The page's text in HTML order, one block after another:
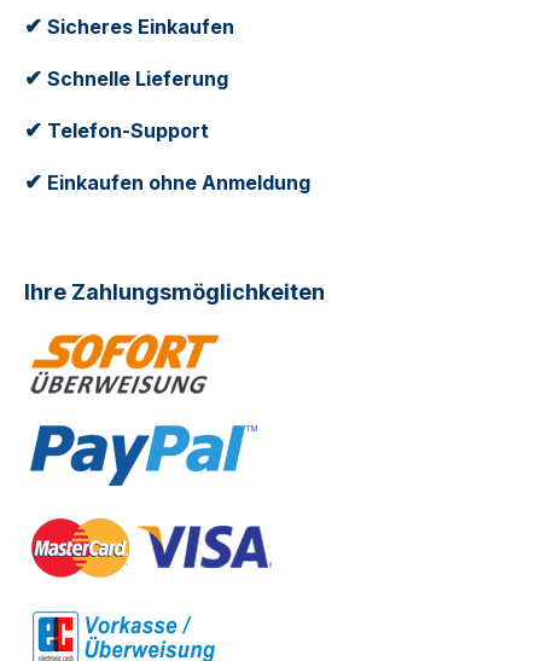
✔ Sicheres Einkaufen
✔ Schnelle Lieferung
✔ Telefon-Support
✔ Einkaufen ohne Anmeldung
Ihre Zahlungsmöglichkeiten